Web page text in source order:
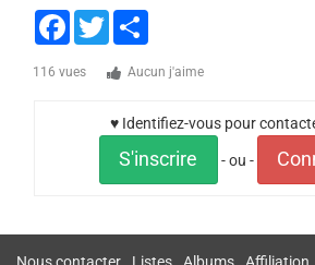
Facebook
Twitter
116 vues Aucun j'aime
♥ Identifiez-vous pour
S'inscrire - ou -